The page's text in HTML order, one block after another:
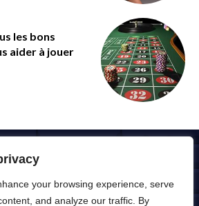
your browsing experience, serve
and analyze our traffic. By
les bons
aider à jouer